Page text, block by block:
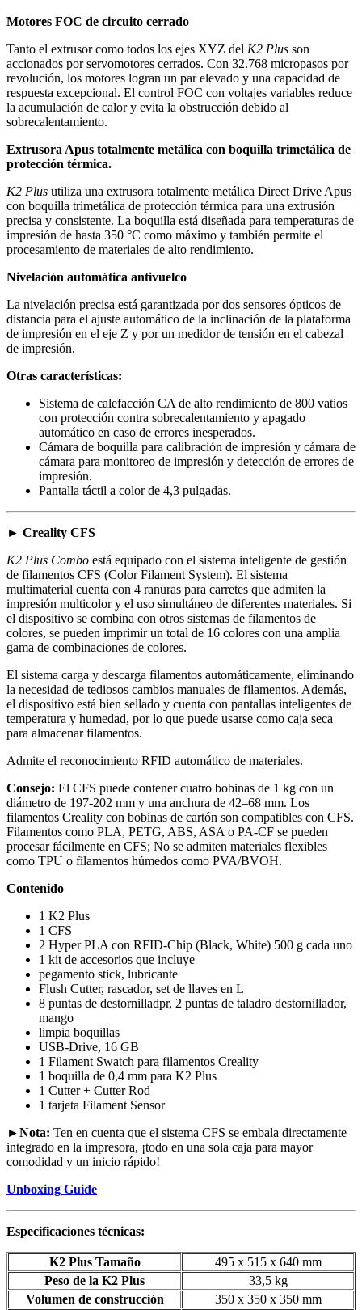
Motores FOC de circuito cerrado
Tanto el extrusor como todos los ejes XYZ del K2 Plus son
accionados por servomotores cerrados. Con 32.768 micropasos por
revolución, los motores logran un par elevado y una capacidad de
respuesta excepcional. El control FOC con voltajes variables reduce
la acumulación de calor y evita la obstrucción debido al
sobrecalentamiento.
Extrusora Apus totalmente metálica con boquilla trimetálica de
protección térmica.
K2 Plus utiliza una extrusora totalmente metálica Direct Drive Apus
con boquilla trimetálica de protección térmica para una extrusión
precisa y consistente. La boquilla está diseñada para temperaturas de
impresión de hasta 350 °C como máximo y también permite el
procesamiento de materiales de alto rendimiento.
Nivelación automática antivuelco
La nivelación precisa está garantizada por dos sensores ópticos de
distancia para el ajuste automático de la inclinación de la plataforma
de impresión en el eje Z y por un medidor de tensión en el cabezal
de impresión.
Otras características:
Sistema de calefacción CA de alto rendimiento de 800 vatios
con protección contra sobrecalentamiento y apagado
automático en caso de errores inesperados.
Cámara de boquilla para calibración de impresión y cámara de
cámara para monitoreo de impresión y detección de errores de
impresión.
Pantalla táctil a color de 4,3 pulgadas.
► Creality CFS
K2 Plus Combo está equipado con el sistema inteligente de gestión
de filamentos CFS (Color Filament System). El sistema
multimaterial cuenta con 4 ranuras para carretes que admiten la
impresión multicolor y el uso simultáneo de diferentes materiales. Si
el dispositivo se combina con otros sistemas de filamentos de
colores, se pueden imprimir un total de 16 colores con una amplia
gama de combinaciones de colores.
El sistema carga y descarga filamentos automáticamente, eliminando
la necesidad de tediosos cambios manuales de filamentos. Además,
el dispositivo está bien sellado y cuenta con pantallas inteligentes de
temperatura y humedad, por lo que puede usarse como caja seca
para almacenar filamentos.
Admite el reconocimiento RFID automático de materiales.
Consejo: El CFS puede contener cuatro bobinas de 1 kg con un
diámetro de 197-202 mm y una anchura de 42–68 mm. Los
filamentos Creality con bobinas de cartón son compatibles con CFS.
Filamentos como PLA, PETG, ABS, ASA o PA-CF se pueden
procesar fácilmente en CFS; No se admiten materiales flexibles
como TPU o filamentos húmedos como PVA/BVOH.
Contenido
1 K2 Plus
1 CFS
2 Hyper PLA con RFID-Chip (Black, White) 500 g cada uno
1 kit de accesorios que incluye
pegamento stick, lubricante
Flush Cutter, rascador, set de llaves en L
8 puntas de destornilladpr, 2 puntas de taladro destornillador,
mango
limpia boquillas
USB-Drive, 16 GB
1 Filament Swatch para filamentos Creality
1 boquilla de 0,4 mm para K2 Plus
1 Cutter + Cutter Rod
1 tarjeta Filament Sensor
►Nota: Ten en cuenta que el sistema CFS se embala directamente
integrado en la impresora, ¡todo en una sola caja para mayor
comodidad y un inicio rápido!
Unboxing Guide
Especificaciones técnicas:
K2 Plus Tamaño
495 x 515 x 640 mm
Peso de la K2 Plus
33,5 kg
Volumen de construcción
350 x 350 x 350 mm